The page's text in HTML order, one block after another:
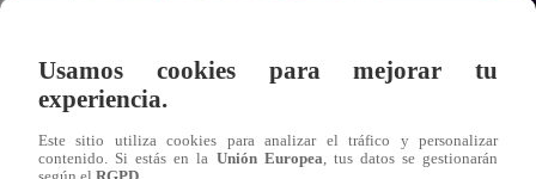
Usamos cookies para mejorar tu
experiencia.
Este sitio utiliza cookies para analizar el tráfico y personalizar
contenido. Si estás en la Unión Europea, tus datos se gestionarán